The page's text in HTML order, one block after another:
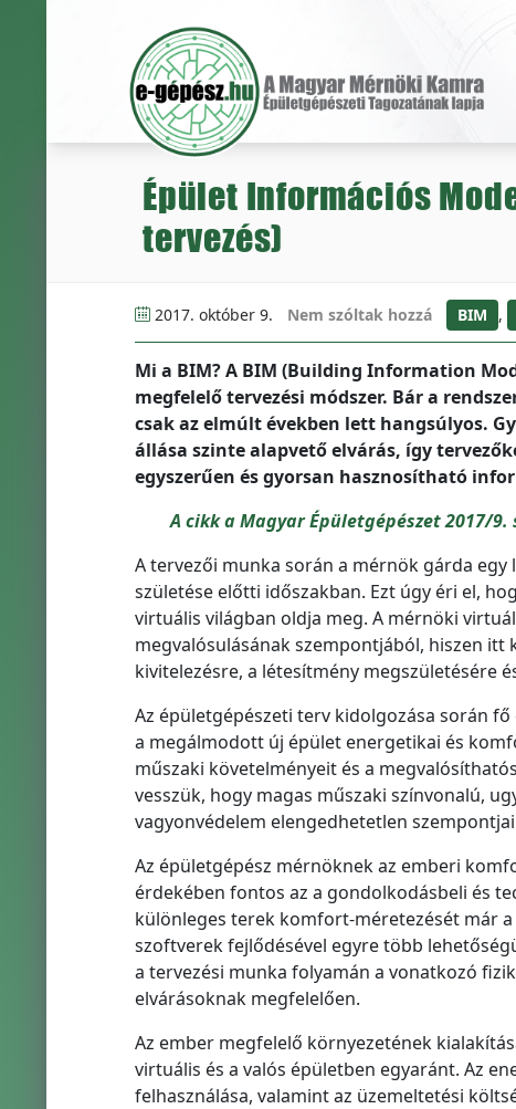
Épület Információs
tervezés)
2017. október 9. Nem szóltak hozzá BIM ,
Mi a BIM? A BIM (Building Information
megfelelő tervezési módszer. Bár a
csak az elmúlt években lett hangsúlyos.
állása szinte alapvető elvárás, így
egyszerűen és gyorsan hasznosítható
A cikk a Magyar Épületgépészet 2017/
A tervezői munka során a mérnök gárda
születése előtti időszakban. Ezt úgy éri el,
virtuális világban oldja meg. A mérnöki
megvalósulásának szempontjából, hiszen
kivitelezésre, a létesítmény megszületésére
Az épületgépészeti terv kidolgozása során
a megálmodott új épület energetikai és
műszaki követelményeit és a
vesszük, hogy magas műszaki színvonalú,
vagyonvédelem elengedhetetlen
Az épületgépész mérnöknek az emberi
érdekében fontos az a gondolkodásbeli és
különleges terek komfort-méretezését már
szoftverek fejlődésével egyre több
a tervezési munka folyamán a vonatkozó
elvárásoknak megfelelően.
Az ember megfelelő környezetének
virtuális és a valós épületben egyaránt. Az
felhasználása, valamint az üzemeltetési